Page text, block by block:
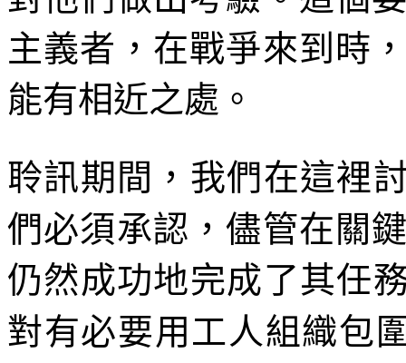
主義者，在戰爭來到時
能有相近之處。
聆訊期間，我們在這裡
們必須承認，儘管在關
仍然成功地完成了其任
對有必要用工人組織包